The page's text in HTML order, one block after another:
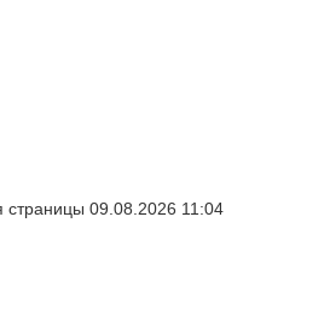
страницы 09.08.2026 11:04